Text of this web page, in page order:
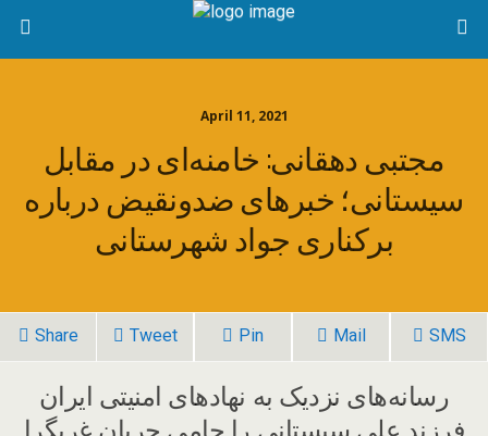
April 11, 2021
مجتبی دهقانی: خامنه‌ای در مقابل
سیستانی؛ خبرهای ضدونقیض درباره
برکناری جواد شهرستانی
Share Tweet Pin Mail SMS
رسانه‌های نزدیک به نهادهای امنیتی ایران